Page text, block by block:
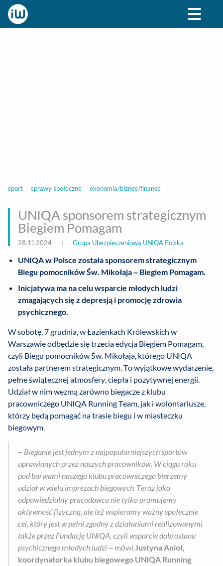
sport sprawy społeczne ekonomia/biznes/finanse
UNIQA sponsorem strategicznym
Biegiem Pomagam
28.11.2024 Grupa Ubezpieczeniowa UNIQA Polska
UNIQA w Polsce została sponsorem strategicznym
Biegu pomocników Św. Mikołaja – Biegiem Pomagam.
Inicjatywa ma na celu wsparcie młodych ludzi
zmagających się z depresją i promocję zdrowia
psychicznego.
W sobotę, 7 grudnia, w Łazienkach Królewskich w
Warszawie odbędzie się trzecia edycja Biegiem Pomagam,
czyli Biegu pomocników Św. Mikołaja, którego UNIQA
została partnerem strategicznym. To wyjątkowe wydarzenie,
pełne świątecznej atmosfery, ciepła i pozytywnej energii.
Udział w nim wezmą zarówno biegacze z klubu
pracowniczego UNIQA Running Team, jak i wolontariusze,
którzy będą pomagać na trasie biegu i w miasteczku
biegowym.
– Bieganie jest jednym z najpopularniejszych sportów
uprawianych przez naszych pracowników. W ciągu roku
pod barwami naszego klubu pracowniczego bierzemy
udział w wielu imprezach biegowych. Teraz jako
odpowiedzialny pracodawca nie tylko promujemy
aktywność fizyczną, ale też wspieramy ważny społecznie
cel, który jest w pełni zgodny z działaniami realizowanymi
także przez Fundację UNIQA, czyli wsparcie dobrostanu
psychicznego młodych ludzi– mówi Justyna Anioł,
koordynatorka klubu biegowego UNIQA Running